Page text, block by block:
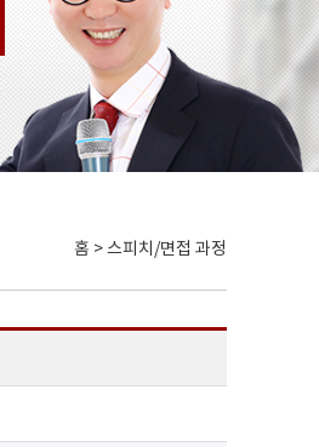
홈 > 스피치/면접 과정